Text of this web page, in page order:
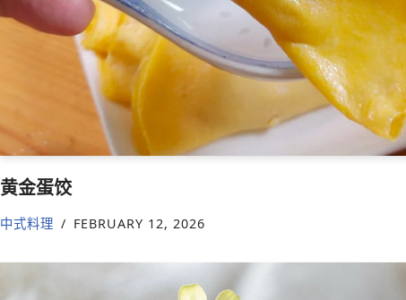
黄金蛋饺
中式料理 FEBRUARY 12, 2026